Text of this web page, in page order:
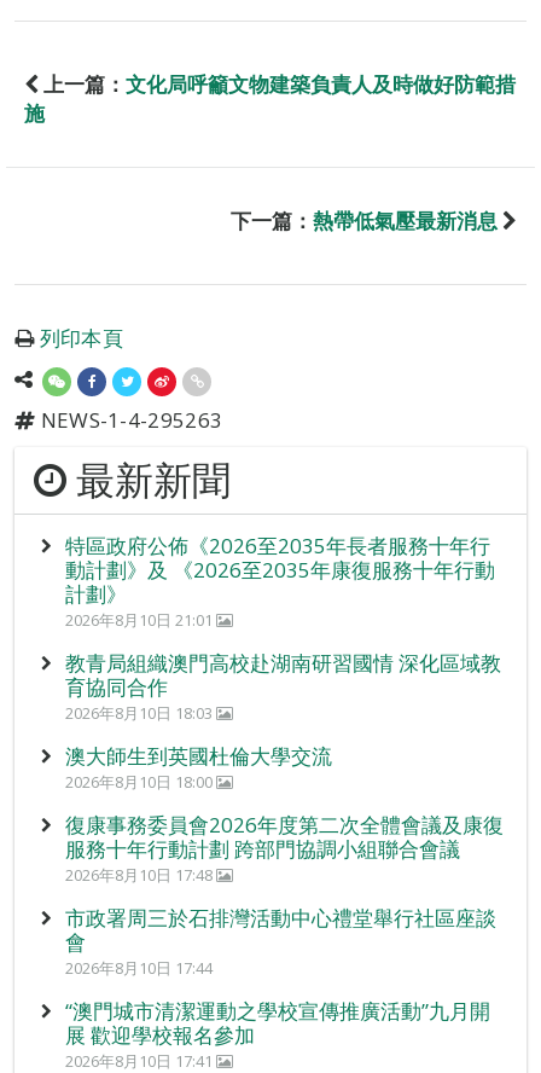
上一篇： 文化局呼籲文物建築負責人及時做好防範措
施
下一篇： 熱帶低氣壓最新消息
列印本頁
NEWS-1-4-295263
最新新聞
特區政府公佈《2026至2035年長者服務十年行
動計劃》及 《2026至2035年康復服務十年行動
計劃》
2026年8月10日 21:01
教青局組織澳門高校赴湖南研習國情 深化區域教
育協同合作
2026年8月10日 18:03
澳大師生到英國杜倫大學交流
2026年8月10日 18:00
復康事務委員會2026年度第二次全體會議及康復
服務十年行動計劃 跨部門協調小組聯合會議
2026年8月10日 17:48
市政署周三於石排灣活動中心禮堂舉行社區座談
會
2026年8月10日 17:44
“澳門城市清潔運動之學校宣傳推廣活動”九月開
展 歡迎學校報名參加
2026年8月10日 17:41